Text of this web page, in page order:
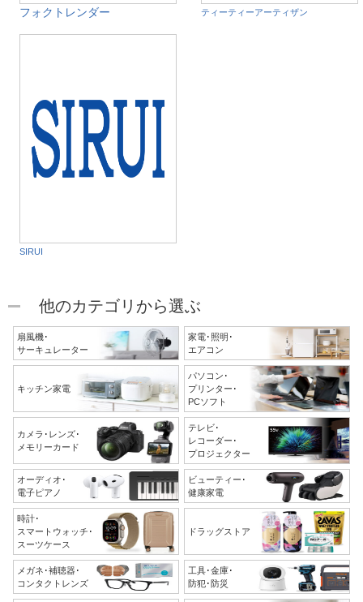
フォクトレンダー ティーティーアーティザン
SIRUI
他のカテゴリから選ぶ
扇風機･
サーキュレーター
家電･照明･
エアコン
キッチン家電
パソコン･
プリンター･
PCソフト
カメラ･レンズ･
メモリーカード
テレビ･
レコーダー･
プロジェクター
オーディオ･
電子ピアノ
ビューティー･
健康家電
時計･
スマートウォッチ･
スーツケース
ドラッグストア
メガネ･補聴器･
コンタクトレンズ
工具･金庫･
防犯･防災